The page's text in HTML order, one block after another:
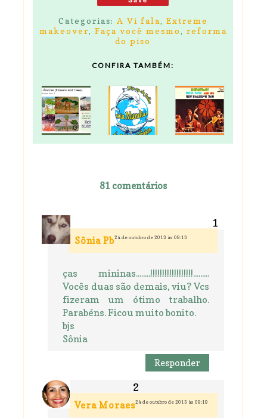
Categorias: A Vi fala, Extreme
makeover, Faça você mesmo , reforma
do piso
CONFIRA TAMBÉM:
81 comentários
Sônia Pb24 de outubro de 2013 às 09:13
ças mininas........!!!!!!!!!!!!!!!!!!.........
Vocês duas são demais, viu? Vcs
fizeram um ótimo trabalho.
Parabéns. Ficou muito bonito.
bjs
Sônia
Responder
Vera Moraes24 de outubro de 2013 às 09:19